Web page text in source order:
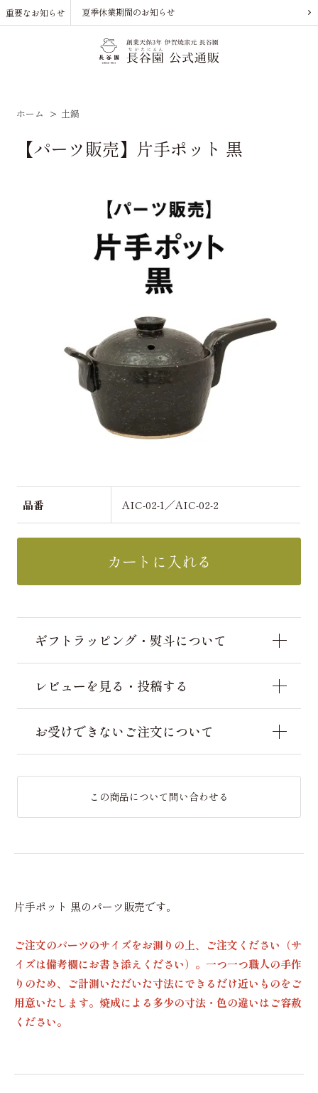
重要なお知らせ 夏季休業期間のお知らせ
ホーム > 土鍋
【パーツ販売】片手ポット 黒
品番 AIC-02-1／AIC-02-2
カートに入れる
ギフトラッピング・熨斗について
レビューを見る・投稿する
お受けできないご注文について
この商品について問い合わせる
片手ポット 黒のパーツ販売です。
ご注文のパーツのサイズをお測りの上、ご注文ください（サ
イズは備考欄にお書き添えください）。一つ一つ職人の手作
りのため、ご計測いただいた寸法にできるだけ近いものをご
用意いたします。焼成による多少の寸法・色の違いはご容赦
ください。